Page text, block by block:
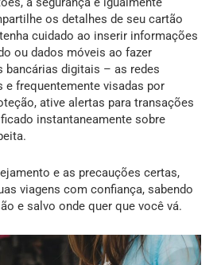
os detalhes de seu cartão
cuidado ao inserir informações
ou dados móveis ao fazer
bancárias digitais – as redes
e frequentemente visadas por
ative alertas para transações
instantaneamente sobre
e as precauções certas,
viagens com confiança, sabendo
e salvo onde quer que você vá.